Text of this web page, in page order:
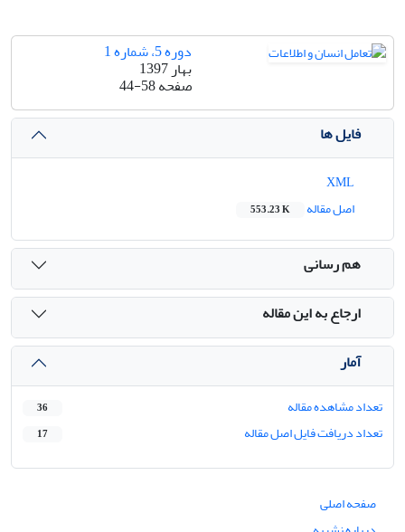
دوره 5، شماره 1
بهار 1397
صفحه44-58
فایل ها
اصل مقاله
553.23 K
هم رسانی
ارجاع به این مقاله
آمار
تعداد مشاهده مقاله 36
تعداد دریافت فایل اصل مقاله 17
صفحه اصلی